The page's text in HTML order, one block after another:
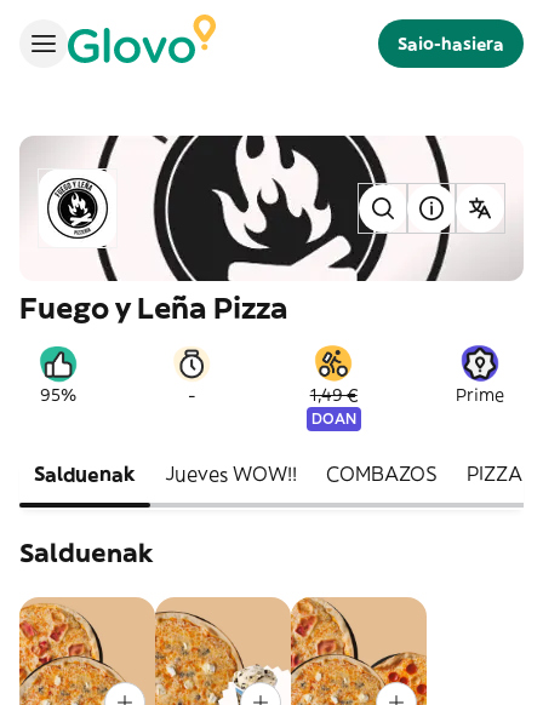
Saio-hasiera
Fuego y Leña Pizza
95% - 1,49 €
DOAN
Prime
Salduenak Jueves WOW!! COMBAZOS PIZZAS
Salduenak